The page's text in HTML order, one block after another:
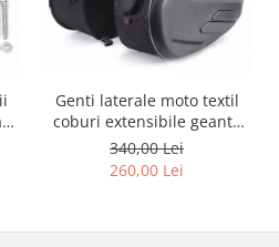
Genti laterale moto textil
coburi extensibile geanta
bagaj
340,00 Lei
260,00 Lei